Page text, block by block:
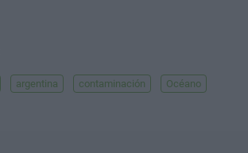
argentina contaminación Océano